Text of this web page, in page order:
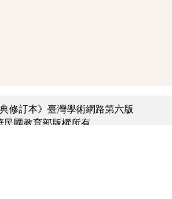
修訂本》臺灣學術網路第六版
民國教育部版權所有